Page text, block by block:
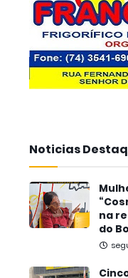
Noticias
na
do